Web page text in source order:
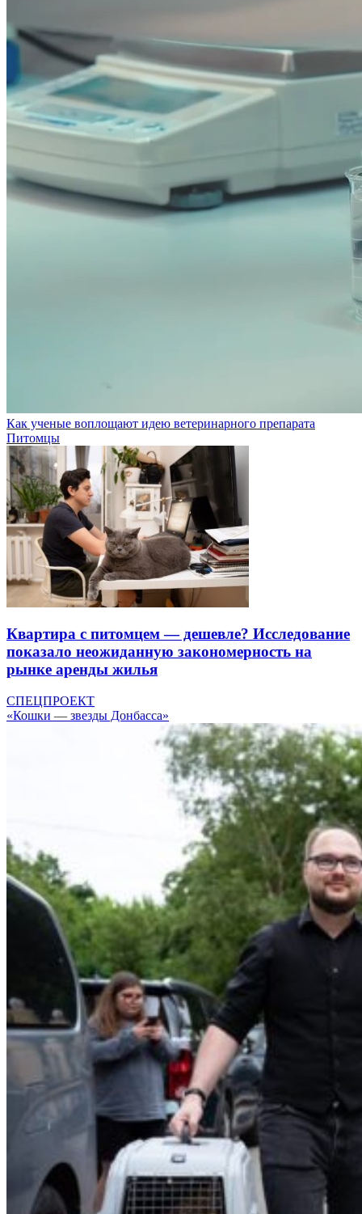
Как ученые воплощают идею ветеринарного препарата
Питомцы
Квартира с питомцем — дешевле? Исследование
показало неожиданную закономерность на
рынке аренды жилья
СПЕЦПРОЕКТ
«Кошки — звезды Донбасса»